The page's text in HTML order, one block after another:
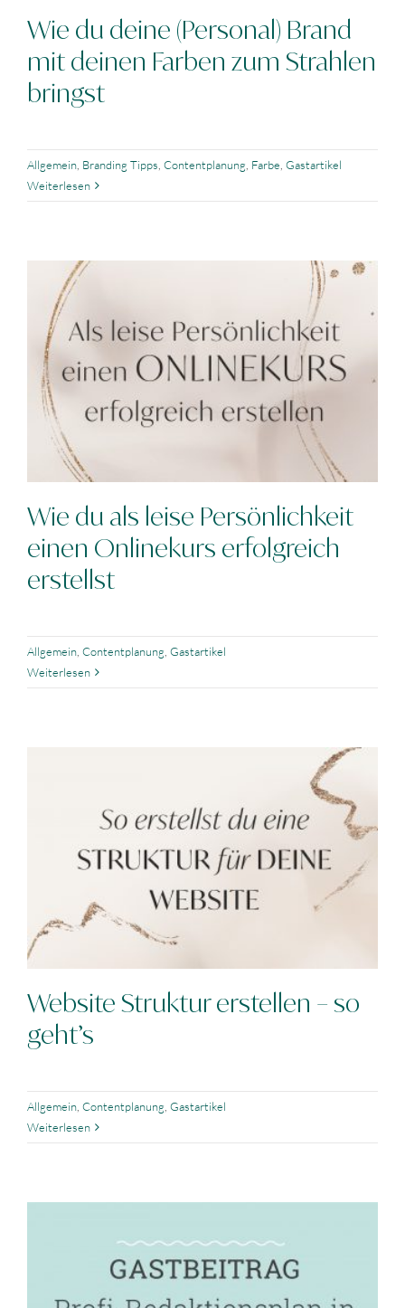
Wie du deine (Personal) Brand
mit deinen Farben zum Strahlen
bringst
Allgemein Branding Tipps Contentplanung Farbe Gastartikel
Weiterlesen
Wie du als leise Persönlichkeit
einen Onlinekurs erfolgreich
erstellst
Allgemein Contentplanung Gastartikel
Weiterlesen
Website Struktur erstellen – so
geht’s
Allgemein Contentplanung Gastartikel
Weiterlesen